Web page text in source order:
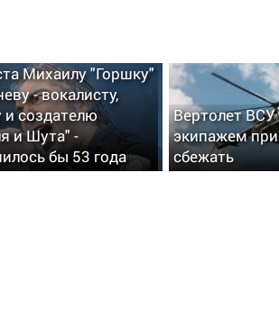
Михаилу "Горшку"
- вокалисту,
и создателю
и Шута" -
бы 53 года
Вертолет
экипажем
сбежать